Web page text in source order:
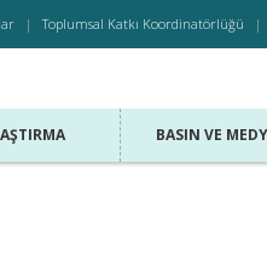
Toplumsal Katkı Koordinatörlüğü
BASIN VE